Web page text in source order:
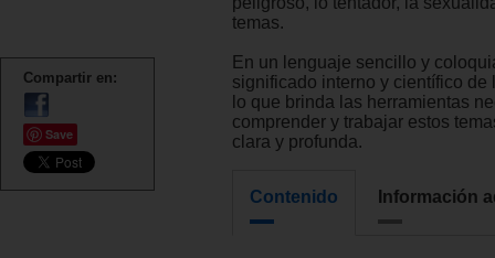
Compartir en:
Save
temas.
En un lenguaje sencillo y
significado interno y científico de
lo que brinda las herramientas
comprender y trabajar estos
clara y profunda.
Contenido Información